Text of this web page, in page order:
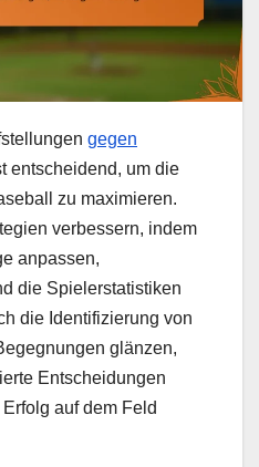
gegen
entscheidend, um die
zu maximieren.
verbessern, indem
anpassen,
die Spielerstatistiken
die Identifizierung von
glänzen,
Entscheidungen
auf dem Feld